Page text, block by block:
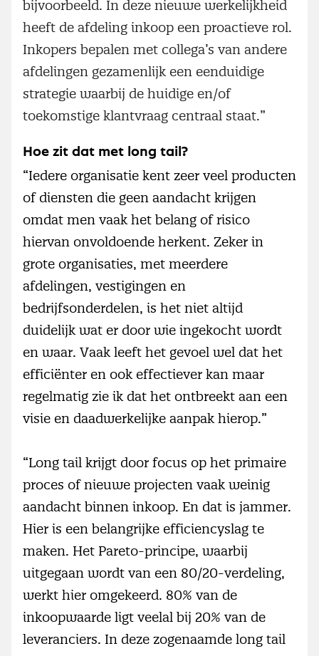
bijvoorbeeld. In deze nieuwe werkelijkheid
heeft de afdeling inkoop een proactieve rol.
Inkopers bepalen met collega’s van andere
afdelingen gezamenlijk een eenduidige
strategie waarbij de huidige en/of
toekomstige klantvraag centraal staat.”
Hoe zit dat met long tail?
“Iedere organisatie kent zeer veel producten
of diensten die geen aandacht krijgen
omdat men vaak het belang of risico
hiervan onvoldoende herkent. Zeker in
grote organisaties, met meerdere
afdelingen, vestigingen en
bedrijfsonderdelen, is het niet altijd
duidelijk wat er door wie ingekocht wordt
en waar. Vaak leeft het gevoel wel dat het
efficiënter en ook effectiever kan maar
regelmatig zie ik dat het ontbreekt aan een
visie en daadwerkelijke aanpak hierop.”
“Long tail krijgt door focus op het primaire
proces of nieuwe projecten vaak weinig
aandacht binnen inkoop. En dat is jammer.
Hier is een belangrijke efficiencyslag te
maken. Het Pareto-principe, waarbij
uitgegaan wordt van een 80/20-verdeling,
werkt hier omgekeerd. 80% van de
inkoopwaarde ligt veelal bij 20% van de
leveranciers. In deze zogenaamde long tail